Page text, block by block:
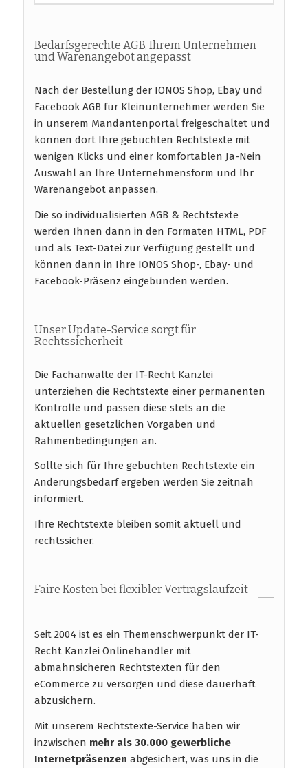
Bedarfsgerechte AGB, Ihrem Unternehmen
und Warenangebot angepasst
Nach der Bestellung der IONOS Shop, Ebay und
Facebook AGB für Kleinunternehmer werden Sie
in unserem Mandantenportal freigeschaltet und
können dort Ihre gebuchten Rechtstexte mit
wenigen Klicks und einer komfortablen Ja-Nein
Auswahl an Ihre Unternehmensform und Ihr
Warenangebot anpassen.
Die so individualisierten AGB & Rechtstexte
werden Ihnen dann in den Formaten HTML, PDF
und als Text-Datei zur Verfügung gestellt und
können dann in Ihre IONOS Shop-, Ebay- und
Facebook-Präsenz eingebunden werden.
Unser Update-Service sorgt für
Rechtssicherheit
Die Fachanwälte der IT-Recht Kanzlei
unterziehen die Rechtstexte einer permanenten
Kontrolle und passen diese stets an die
aktuellen gesetzlichen Vorgaben und
Rahmenbedingungen an.
Sollte sich für Ihre gebuchten Rechtstexte ein
Änderungsbedarf ergeben werden Sie zeitnah
informiert.
Ihre Rechtstexte bleiben somit aktuell und
rechtssicher.
Faire Kosten bei flexibler Vertragslaufzeit
Seit 2004 ist es ein Themenschwerpunkt der IT-
Recht Kanzlei Onlinehändler mit
abmahnsicheren Rechtstexten für den
eCommerce zu versorgen und diese dauerhaft
abzusichern.
Mit unserem Rechtstexte-Service haben wir
inzwischen mehr als 30.000 gewerbliche
Internetpräsenzen abgesichert, was uns in die